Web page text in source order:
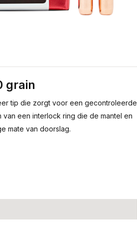
grain
tip die zorgt voor een gecontroleerde
een interlock ring die de mantel en
mate van doorslag.